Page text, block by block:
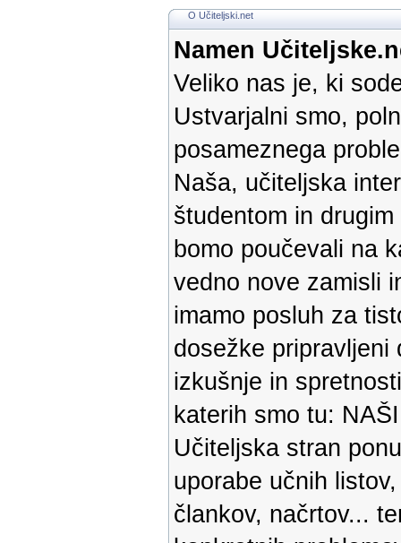
O Učiteljski.net
Namen
Veliko nas je, ki
Ustvarjalni smo,
posameznega
Naša, učiteljska
študentom in
bomo poučevali na
vedno nove zamisli
imamo posluh za
dosežke pripravljeni
izkušnje in
katerih smo tu:
Učiteljska stran
uporabe učnih
člankov, načrtov...